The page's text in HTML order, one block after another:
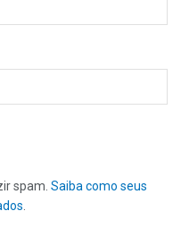
spam. Saiba como seus